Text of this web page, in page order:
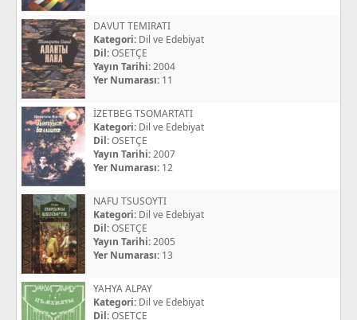
DAVUT TEMIRATI
Kategori: Dil ve Edebiyat
Dil:OSETÇE
Yayın Tarihi:2004
Yer Numarası: 11
İZETBEG TSOMARTATI
Kategori: Dil ve Edebiyat
Dil:OSETÇE
Yayın Tarihi:2007
Yer Numarası: 12
NAFU TSUSOYTI
Kategori: Dil ve Edebiyat
Dil:OSETÇE
Yayın Tarihi:2005
Yer Numarası: 13
YAHYA ALPAY
Kategori: Dil ve Edebiyat
Dil:OSETÇE